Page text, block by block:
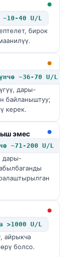
40 U/L
бирок
~36-70 U/L
дары-
байланыштуу;
керек.
эмес
~71-200 U/L
дары-
>1000 U/L
айрыкча
болсо.